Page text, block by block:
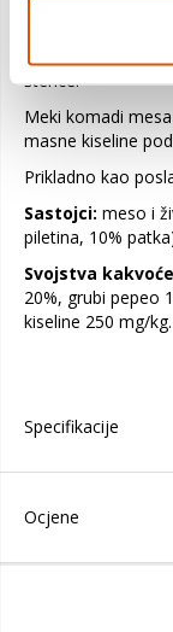
Poslastica Rinti
Meki komadi
štence.
Meki komadi
masne kiseline
Prikladno kao
Sastojci: meso i
piletina, 10%
Svojstva
20%, grubi pepeo
kiseline 250 mg/kg.
Specifikacije
Ocjene